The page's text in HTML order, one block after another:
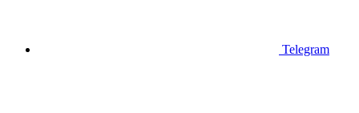
Telegram